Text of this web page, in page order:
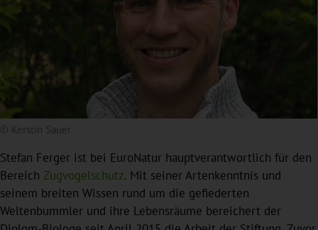
© Kerstin Sauer
Stefan Ferger ist bei EuroNatur hauptverantwortlich für den
Bereich Zugvogelschutz. Mit seiner Artenkenntnis und
seinem breiten Wissen rund um die gefiederten
Weltenbummler und ihre Lebensräume bereichert der